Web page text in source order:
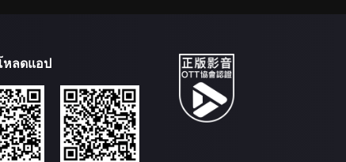
หลดแอป